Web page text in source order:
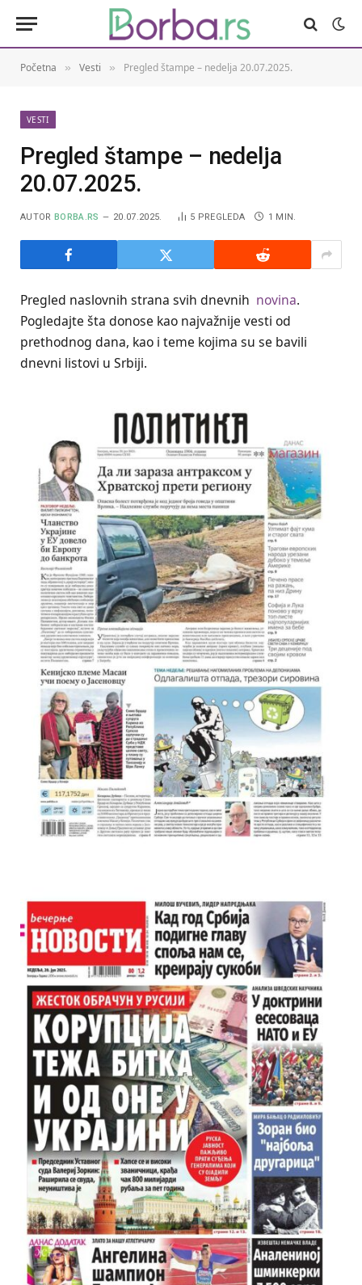
Početna » Vesti » Pregled štampe – nedelja 20.07.2025.
VESTI
Pregled štampe – nedelja
20.07.2025.
AUTOR BORBA.RS 20.07.2025. 5 PREGLEDA 1 MIN.
Pregled naslovnih strana svih dnevnih novina.
Pogledajte šta donose kao najvažnije vesti od
prethodnog dana, kao i teme kojima su se bavili
dnevni listovi u Srbiji.